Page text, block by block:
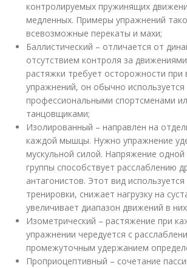
контролируемых пружинящих
медленных. Примеры упражнений
всевозможные перекаты и махи;
Баллистический – отличается от
отсутствием контроля за
растяжки требует осторожности при
упражнений, он обычно используется
профессиональными спортсменами
танцовщиками;
Изолированный – направлен на
каждой мышцы. Нужно упражнение
мускульной силой. Напряжение
группы способствует расслаблению
антагонистов. Этот вид
тренировки, снижает нагрузку на
увеличивает диапазон движений в
Изометрический – растяжение при
упражнении чередуется с
промежуточным удержанием
Проприоцептивный – сочетание